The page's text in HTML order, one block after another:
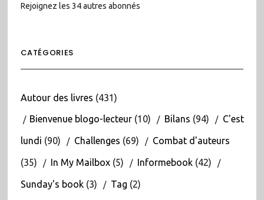
Rejoignez les 34 autres abonnés
CATÉGORIES
Autour des livres (431)
Bienvenue blogo-lecteur(10) Bilans (94) C'est
lundi (90) Challenges (69) Combat d'auteurs
(35) In My Mailbox(5) Informebook(42)
Sunday's book(3) Tag (2)